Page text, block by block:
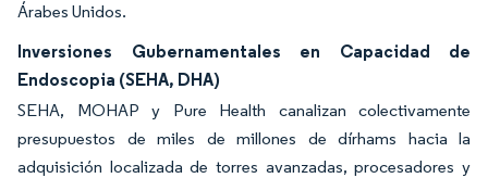
Árabes Unidos.
Inversiones Gubernamentales en Capacidad de
Endoscopia (SEHA, DHA)
SEHA, MOHAP y Pure Health canalizan colectivamente
presupuestos de miles de millones de dírhams hacia la
adquisición localizada de torres avanzadas, procesadores y